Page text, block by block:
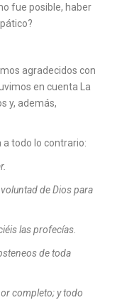
fue posible, haber
agradecidos con
en cuenta La
y, además,
a todo lo contrario:
de Dios para
las profecías.
de toda
completo; y todo